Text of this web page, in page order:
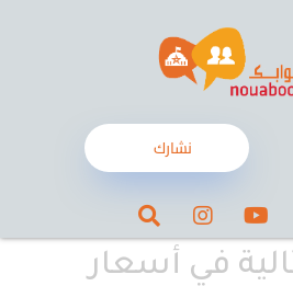
نشارك
في أسعار